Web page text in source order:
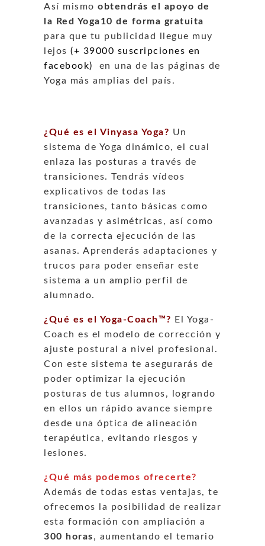
Así mismo obtendrás el apoyo de
la Red Yoga10 de forma gratuita
para que tu publicidad llegue muy
lejos (+ 39000 suscripciones en
facebook) en una de las páginas de
Yoga más amplias del país.
¿Qué es el Vinyasa Yoga? Un
sistema de Yoga dinámico, el cual
enlaza las posturas a través de
transiciones. Tendrás vídeos
explicativos de todas las
transiciones, tanto básicas como
avanzadas y asimétricas, así como
de la correcta ejecución de las
asanas. Aprenderás adaptaciones y
trucos para poder enseñar este
sistema a un amplio perfil de
alumnado.
¿Qué es el Yoga-Coach™? El Yoga-
Coach es el modelo de corrección y
ajuste postural a nivel profesional.
Con este sistema te asegurarás de
poder optimizar la ejecución
posturas de tus alumnos, logrando
en ellos un rápido avance siempre
desde una óptica de alineación
terapéutica, evitando riesgos y
lesiones.
¿Qué más podemos ofrecerte?
Además de todas estas ventajas, te
ofrecemos la posibilidad de realizar
esta formación con ampliación a
300 horas, aumentando el temario